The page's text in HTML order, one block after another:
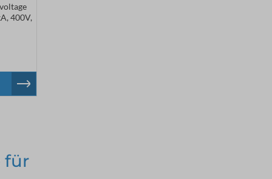
400V,
für